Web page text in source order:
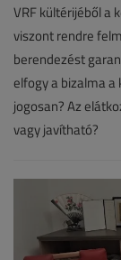
15.
|
VGF&HKL
online
VRF kültérijéből a
viszont rendre
berendezést
elfogy a bizalma a
jogosan? Az
vagy javítható?